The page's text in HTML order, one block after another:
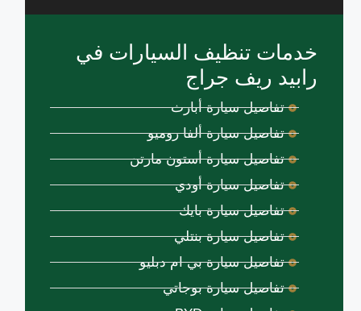
خدمات تنظيف السيارات في
رابيد ريف جراج
تفاصيل سيارة أبارث
تفاصيل سيارة ألفا روميو
تفاصيل سيارة أستون مارتن
تفاصيل سيارة أودي
تفاصيل سيارة بايك
تفاصيل سيارة بنتلي
تفاصيل سيارة بي ام دبليو
تفاصيل سيارة بوجاتي